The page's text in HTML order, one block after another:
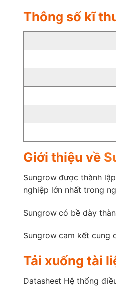
Thông số kĩ
Giới thiệu về
Sungrow được thành
nghiệp lớn nhất trong
Sungrow có bề dày
Sungrow cam kết cung
Tải xuống tài
Datasheet Hệ thống